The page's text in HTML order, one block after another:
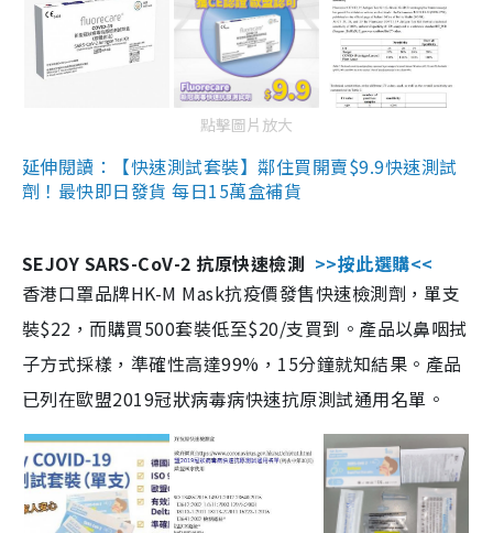
點擊圖片放大
延伸閱讀：【快速測試套裝】鄰住買開賣$9.9快速測試
劑！最快即日發貨 每日15萬盒補貨
SEJOY SARS-CoV-2 抗原快速檢測 >>按此選購<<
香港口罩品牌HK-M Mask抗疫價發售快速檢測劑，單支
裝$22，而購買500套裝低至$20/支買到。產品以鼻咽拭
子方式採樣，準確性高達99%，15分鐘就知結果。產品
已列在歐盟2019冠狀病毒病快速抗原測試通用名單。